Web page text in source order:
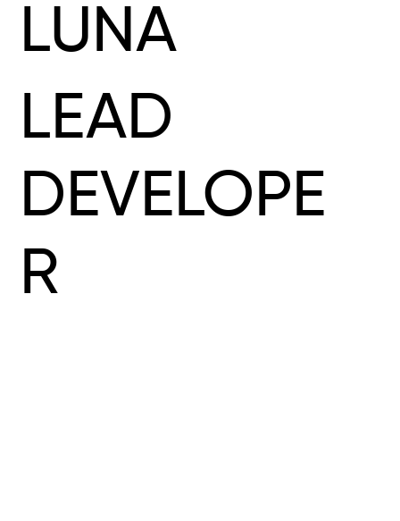
LUNA
LEAD
DEVELOPE
R